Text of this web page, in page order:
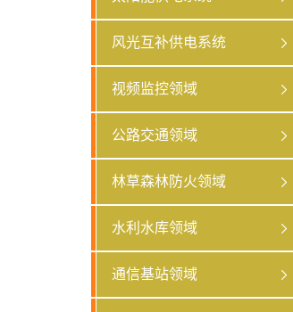
风光互补供电系统
视频监控领域
公路交通领域
林草森林防火领域
水利水库领域
通信基站领域